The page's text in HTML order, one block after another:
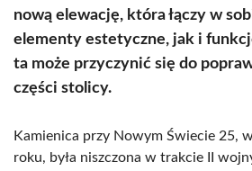
nową elewację, która łączy w
elementy estetyczne, jak i
ta może przyczynić się do
części stolicy.
Kamienica przy Nowym Świecie 25,
roku, była niszczona w trakcie II